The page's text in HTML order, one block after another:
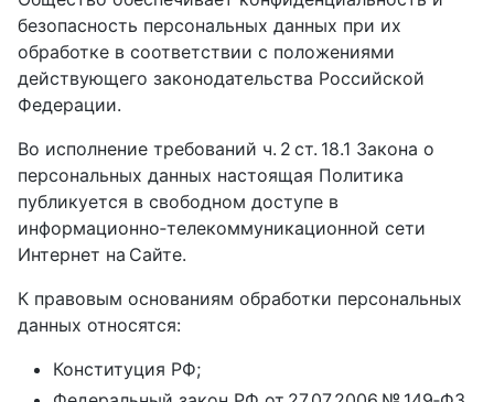
безопасность персональных данных при их
обработке в соответствии с положениями
действующего законодательства Российской
Федерации.
Во исполнение требований ч. 2 ст. 18.1 Закона о
персональных данных настоящая Политика
публикуется в свободном доступе в
информационно‑телекоммуникационной сети
Интернет на Сайте.
К правовым основаниям обработки персональных
данных относятся:
Конституция РФ;